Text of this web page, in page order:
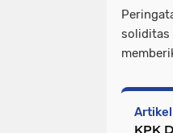
soliditas
KPK